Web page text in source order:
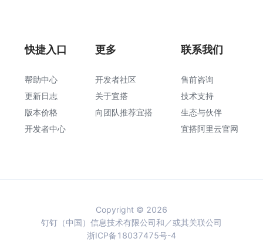
快捷入口
帮助中心
更新日志
版本价格
开发者中心
更多
开发者社区
关于宜搭
向团队推荐宜搭
联系我们
售前咨询
技术支持
生态与伙伴
宜搭阿里云官网
Copyright © 2026
钉钉（中国）信息技术有限公司和／或其关联公司
浙ICP备18037475号-4